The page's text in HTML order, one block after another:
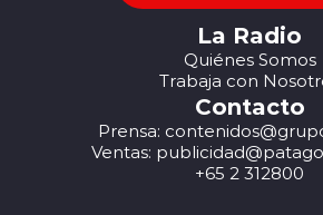
La Radio
Quiénes Somos
Trabaja con
Contacto
Prensa:
Ventas:
+65 2 312800